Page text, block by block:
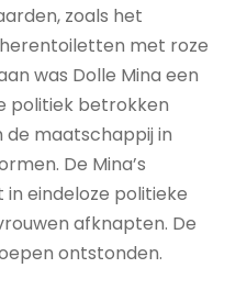
zoals het
met roze
was Dolle Mina een
politiek betrokken
de maatschappij in
De Mina’s
eindeloze politieke
afknapten. De
ontstonden.